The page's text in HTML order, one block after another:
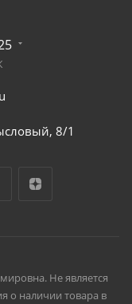
8/1
Не является
о наличии товара в